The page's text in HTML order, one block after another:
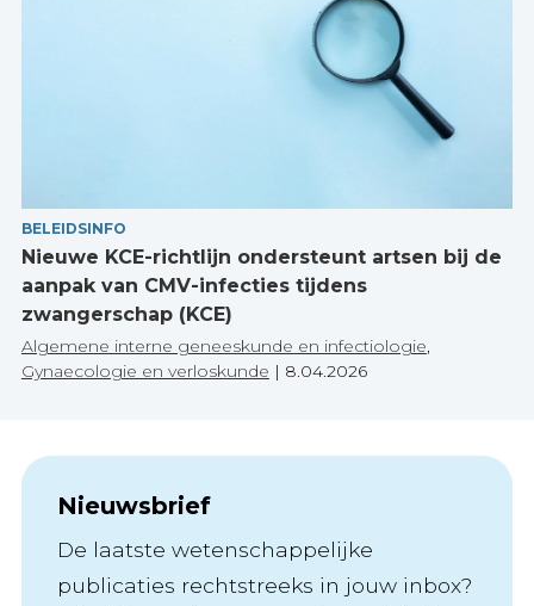
BELEIDSINFO
Nieuwe KCE-richtlijn ondersteunt artsen bij de
aanpak van CMV-infecties tijdens
zwangerschap (KCE)
Algemene interne geneeskunde en infectiologie
Gynaecologie en verloskunde | 8.04.2026
Nieuwsbrief
De laatste wetenschappelijke
publicaties rechtstreeks in jouw inbox?